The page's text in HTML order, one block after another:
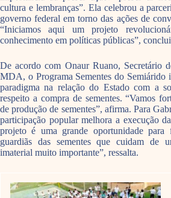
cultura e lembranças”. Ela celebrou a
governo federal em torno das ações de
“Iniciamos aqui um projeto
conhecimento em políticas públicas”,
De acordo com Onaur Ruano, Secretário
MDA, o Programa Sementes do Semiárido
paradigma na relação do Estado com a
respeito a compra de sementes. “Vamos
de produção de sementes”, afirma. Para
participação popular melhora a execução
projeto é uma grande oportunidade para
guardiãs das sementes que cuidam de
imaterial muito importante”, ressalta.